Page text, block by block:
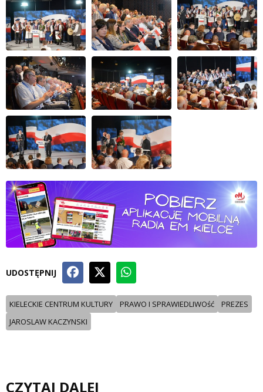
UDOSTĘPNIJ
KIELECKIE CENTRUM KULTURY PRAWO I SPRAWIEDLIWOść
PREZES
JAROSLAW KACZYNSKI
CZYTAJ DALEJ